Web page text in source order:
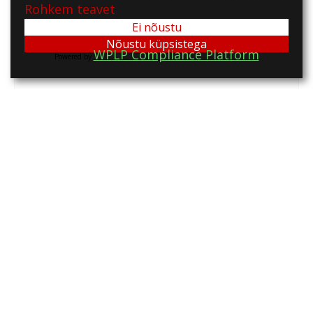
Rohkem teavet
Ei nõustu
Nõustu küpsistega
WPLP Compliance Platform